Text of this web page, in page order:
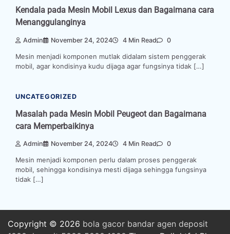
Kendala pada Mesin Mobil Lexus dan Bagaimana cara
Menanggulanginya
Admin November 24, 2024 4 Min Read 0
Mesin menjadi komponen mutlak didalam sistem penggerak
mobil, agar kondisinya kudu dijaga agar fungsinya tidak […]
UNCATEGORIZED
Masalah pada Mesin Mobil Peugeot dan Bagaimana
cara Memperbaikinya
Admin November 24, 2024 4 Min Read 0
Mesin menjadi komponen perlu dalam proses penggerak
mobil, sehingga kondisinya mesti dijaga sehingga fungsinya
tidak […]
Copyright © 2026 bola gacor bandar agen deposit